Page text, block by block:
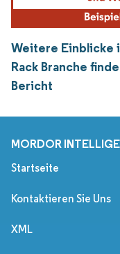
Weitere Einblicke
Rack Branche
Bericht
MORDOR
Startseite
Kontaktieren Sie Uns
XML